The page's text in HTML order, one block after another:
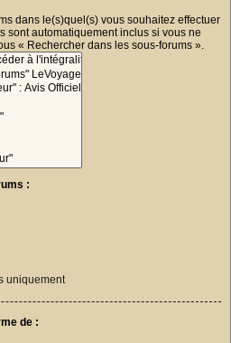
dans le(s)quel(s) vous souhaitez effectuer
sont automatiquement inclus si vous ne
« Rechercher dans les sous-forums ».
:
uniquement
de :